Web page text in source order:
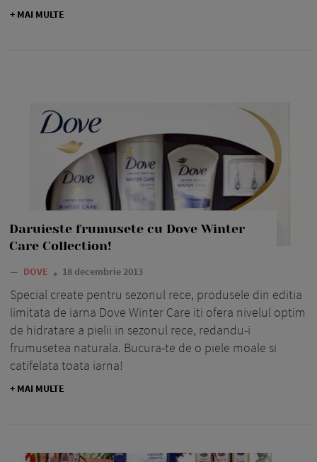
+ MAI MULTE
Daruieste frumusete cu Dove Winter
Care Collection!
— DOVE 18 decembrie 2013
Special create pentru sezonul rece, produsele din editia
limitata de iarna Dove Winter Care iti ofera nivelul optim
de hidratare a pielii in sezonul rece, redandu-i
frumusetea naturala. Bucura-te de o piele moale si
catifelata toata iarna!
+ MAI MULTE